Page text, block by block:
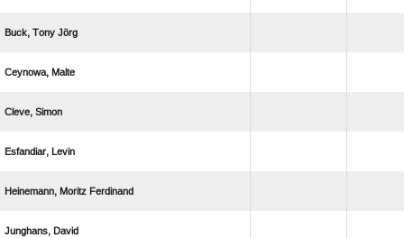
  
 
 
 
  
 